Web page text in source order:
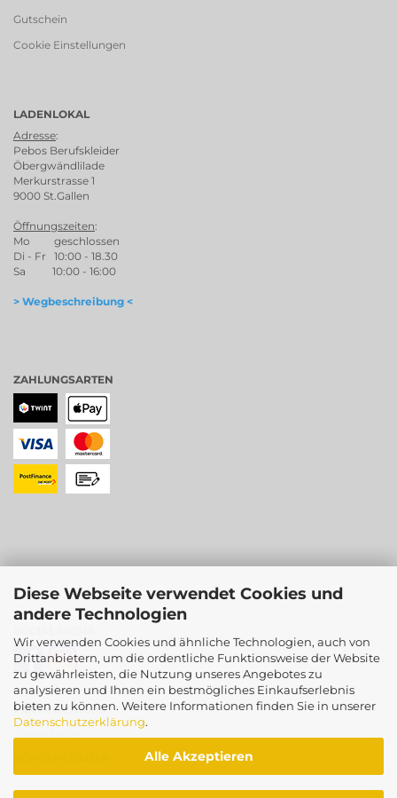
Diese Webseite verwendet Cookies und
andere Technologien
Wir verwenden Cookies und ähnliche Technologien, auch von
Drittanbietern, um die ordentliche Funktionsweise der Website
zu gewährleisten, die Nutzung unseres Angebotes zu
analysieren und Ihnen ein bestmögliches Einkaufserlebnis
bieten zu können. Weitere Informationen finden Sie in unserer
Datenschutzerklärung.
Alle Akzeptieren
Gutschein
Cookie Einstellungen
LADENLOKAL
Adresse:
Pebos Berufskleider
Öbergwändlilade
Merkurstrasse 1
9000 St.Gallen
Öffnungszeiten:
Mo geschlossen
Di - Fr 10:00 - 18.30
Sa 10:00 - 16:00
> Wegbeschreibung <
ZAHLUNGSARTEN
PARTNERSHOPS